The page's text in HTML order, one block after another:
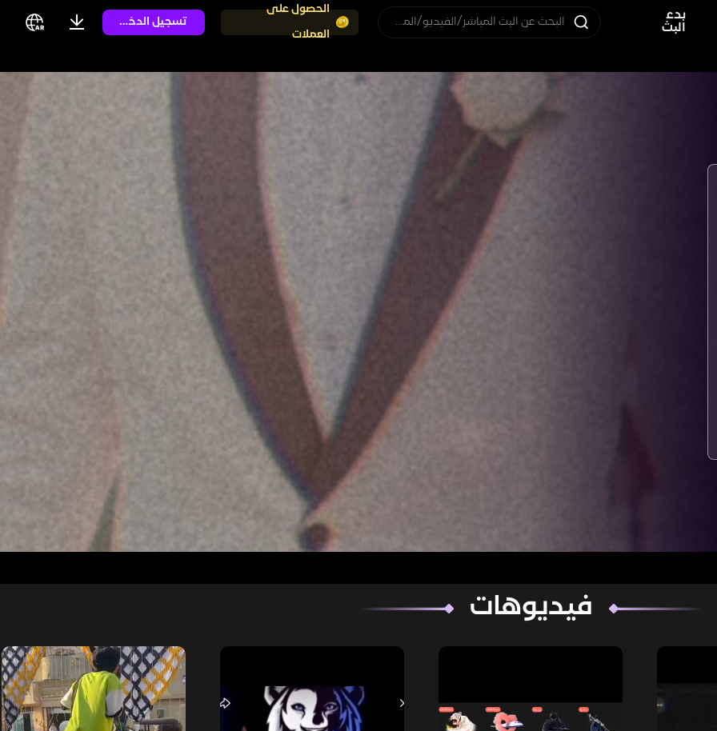
بدء
البث
البحث عن البث المباشر/الفيديو/المستخدم
الحصول على
العملات
تسجيل الدخول
فيديوهات